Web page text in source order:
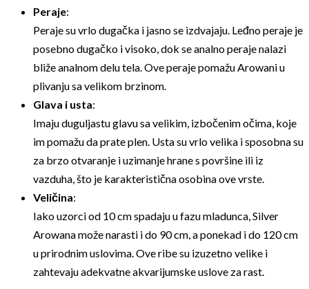
Peraje:
Peraje su vrlo dugačka i jasno se izdvajaju. Leđno peraje je
posebno dugačko i visoko, dok se analno peraje nalazi
bliže analnom delu tela. Ove peraje pomažu Arowani u
plivanju sa velikom brzinom.
Glava i usta:
Imaju duguljastu glavu sa velikim, izbočenim očima, koje
im pomažu da prate plen. Usta su vrlo velika i sposobna su
za brzo otvaranje i uzimanje hrane s površine ili iz
vazduha, što je karakteristična osobina ove vrste.
Veličina:
Iako uzorci od 10 cm spadaju u fazu mladunca, Silver
Arowana može narasti i do 90 cm, a ponekad i do 120 cm
u prirodnim uslovima. Ove ribe su izuzetno velike i
zahtevaju adekvatne akvarijumske uslove za rast.